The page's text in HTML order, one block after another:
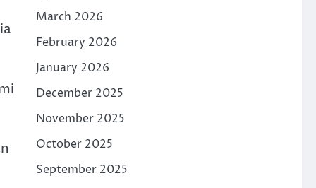
March 2026
February 2026
January 2026
December 2025
November 2025
October 2025
September 2025